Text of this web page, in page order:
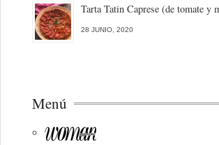
Tarta Tatin Caprese (de tomate y
28 JUNIO, 2020
Menú